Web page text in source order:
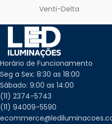
Venti-Delta
Horário de Funcionamento
Seg a Sex: 8:30 as 18:00
Sábado: 9:00 as 14:00
(11) 2374-5743
(11) 94009-5590